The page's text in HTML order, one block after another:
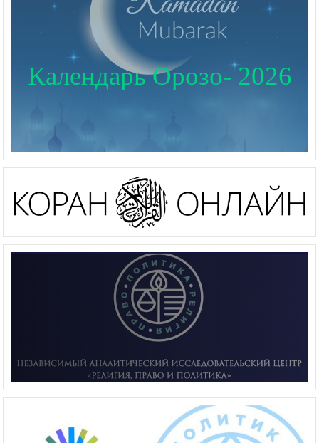
Календарь Орозо- 2026